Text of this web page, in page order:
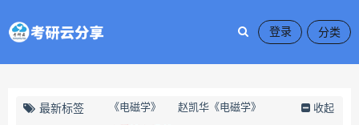
登录
最新标签 《电磁学》 赵凯华《电磁学》 收起